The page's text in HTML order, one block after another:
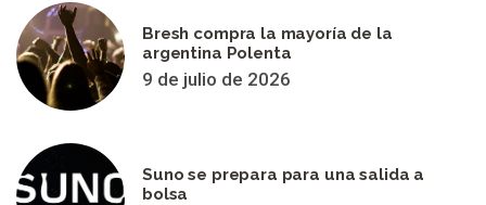
Bresh compra la mayoría de la
argentina Polenta
9 de julio de 2026
Suno se prepara para una salida a
bolsa